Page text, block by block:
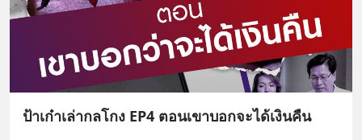
ป้าเก๋าเล่ากลโกง EP4 ตอนเขาบอกจะได้เงินคืน